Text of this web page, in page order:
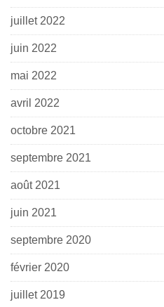
juillet 2022
juin 2022
mai 2022
avril 2022
octobre 2021
septembre 2021
août 2021
juin 2021
septembre 2020
février 2020
juillet 2019